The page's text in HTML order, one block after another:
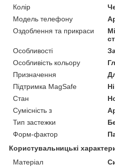
Колір
Модель телефону
Оздоблення та прикраси
Особливості
Особливість кольору
Призначення
Підтримка MagSafe
Ні
Стан
Сумісність з
Тип застежки
Форм-фактор
Користувальницькі
Матеріал